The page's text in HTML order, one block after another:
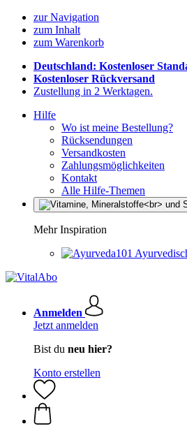
zur Navigation
zum Inhalt
zum Warenkorb
Deutschland: Kostenloser
Kostenloser Rückversand
Zustellung in 2 Werktagen.
Hilfe
Wo ist meine Bestellung?
Rücksendungen
Versandkosten
Zahlungsmöglichkeiten
Kontakt
Alle Hilfe-Themen
Mehr Inspiration
Anmelden
Jetzt anmelden
Bist du neu hier?
Konto erstellen